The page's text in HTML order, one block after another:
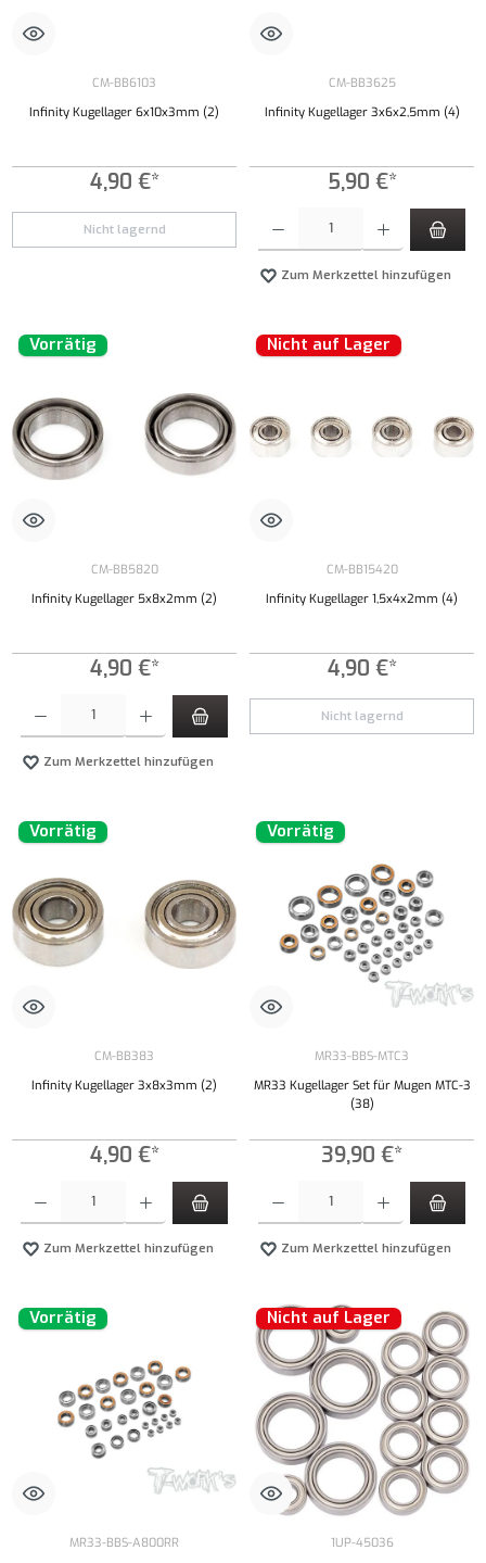
CM-BB6103
Infinity Kugellager 6x10x3mm (2)
4,90 €*
Nicht lagernd
CM-BB3625
Infinity Kugellager 3x6x2,5mm (4)
5,90 €*
Zum Merkzettel hinzufügen
Vorrätig
CM-BB5820
Infinity Kugellager 5x8x2mm (2)
4,90 €*
Produkt Anzahl: Gib den gewünschten Wert ein oder benutze die Schaltflächen um die
Zum Merkzettel hinzufügen
Nicht auf Lager
CM-BB15420
Infinity Kugellager 1,5x4x2mm (4)
4,90 €*
Nicht lagernd
Vorrätig
CM-BB383
Infinity Kugellager 3x8x3mm (2)
4,90 €*
Zum Merkzettel hinzufügen
Vorrätig
MR33-BBS-MTC3
MR33 Kugellager Set für Mugen MTC-3
(38)
39,90 €*
Zum Merkzettel hinzufügen
Vorrätig
MR33-BBS-A800RR
Nicht auf Lager
1UP-45036